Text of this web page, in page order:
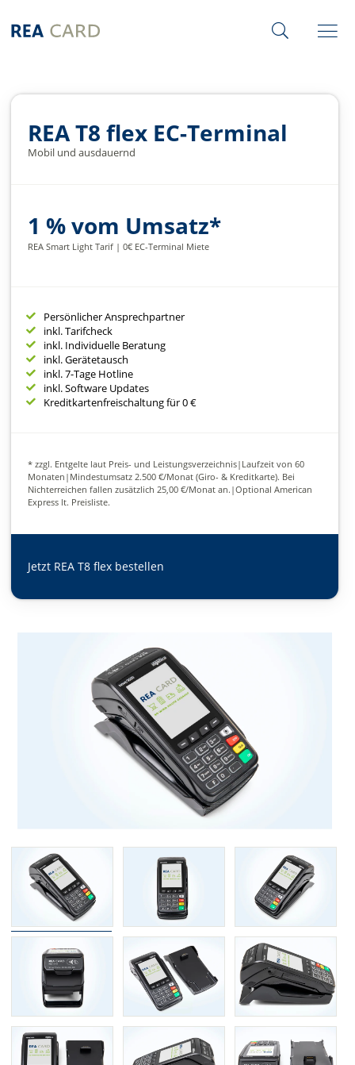
REA T8 flex EC-Terminal
Mobil und ausdauernd
1 % vom Umsatz*
REA Smart Light Tarif | 0€ EC-Terminal Miete
Persönlicher Ansprechpartner
inkl. Tarifcheck
inkl. Individuelle Beratung
inkl. Gerätetausch
inkl. 7-Tage Hotline
inkl. Software Updates
Kreditkartenfreischaltung für 0 €
* zzgl. Entgelte laut Preis- und Leistungsverzeichnis|Laufzeit von 60
Monaten|Mindestumsatz 2.500 €/Monat (Giro- & Kreditkarte). Bei
Nichterreichen fallen zusätzlich 25,00 €/Monat an.|Optional American
Express lt. Preisliste.
Jetzt REA T8 flex bestellen